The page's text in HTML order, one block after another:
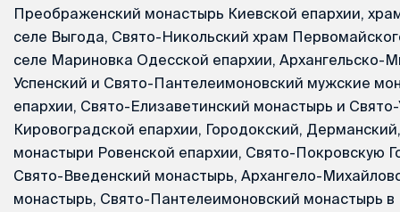
Преображенский монастырь Киевской епархии,
селе Выгода, Свято-Никольский храм
селе Мариновка Одесской епархии, Архангельско-
Успенский и Свято-Пантелеимоновский мужские
епархии, Свято-Елизаветинский монастырь и
Кировоградской епархии, Городокский,
монастыри Ровенской епархии, Свято-Покровскую
Свято-Введенский монастырь, Архангело-
монастырь, Свято-Пантелеимоновский монастырь в